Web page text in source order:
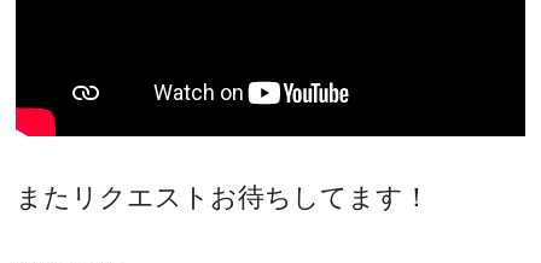
またリクエストお待ちしてます！